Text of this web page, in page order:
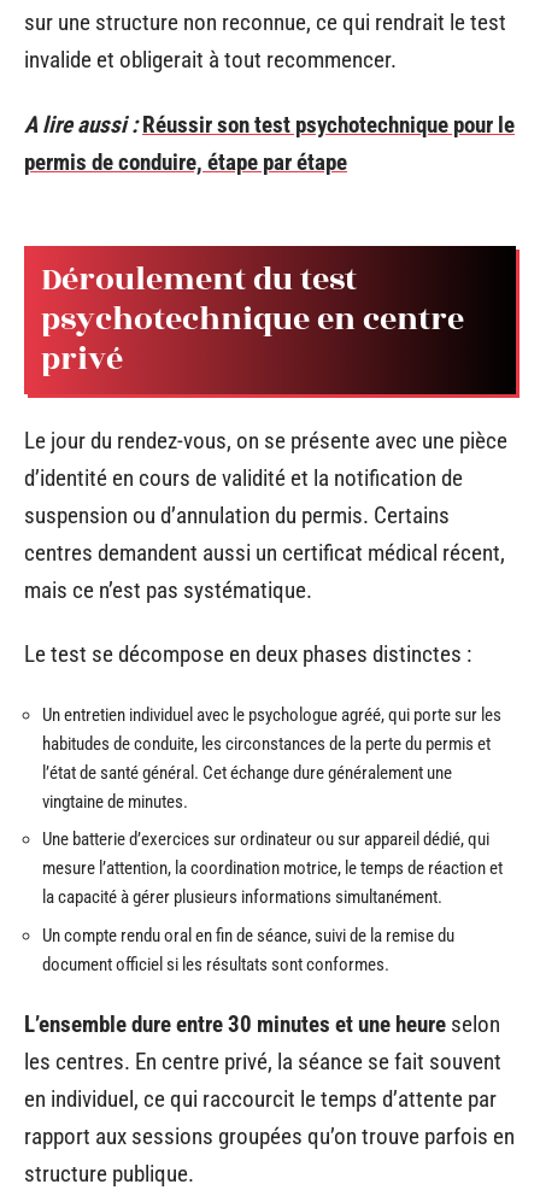
sur une structure non reconnue, ce qui rendrait le test
invalide et obligerait à tout recommencer.
A lire aussi : Réussir son test psychotechnique pour le
permis de conduire, étape par étape
Déroulement du test
psychotechnique en centre
privé
Le jour du rendez-vous, on se présente avec une pièce
d’identité en cours de validité et la notification de
suspension ou d’annulation du permis. Certains
centres demandent aussi un certificat médical récent,
mais ce n’est pas systématique.
Le test se décompose en deux phases distinctes :
Un entretien individuel avec le psychologue agréé, qui porte sur les
habitudes de conduite, les circonstances de la perte du permis et
l’état de santé général. Cet échange dure généralement une
vingtaine de minutes.
Une batterie d’exercices sur ordinateur ou sur appareil dédié, qui
mesure l’attention, la coordination motrice, le temps de réaction et
la capacité à gérer plusieurs informations simultanément.
Un compte rendu oral en fin de séance, suivi de la remise du
document officiel si les résultats sont conformes.
L’ensemble dure entre 30 minutes et une heure selon
les centres. En centre privé, la séance se fait souvent
en individuel, ce qui raccourcit le temps d’attente par
rapport aux sessions groupées qu’on trouve parfois en
structure publique.